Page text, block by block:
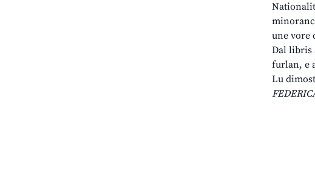
une vore
Dal libris
furlan, e
Lu